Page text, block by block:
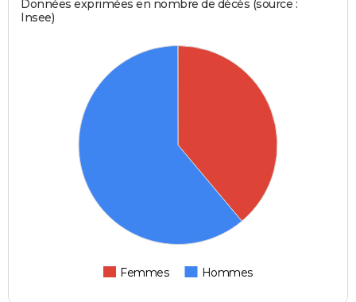
Données exprimées en nombre de décès (source :
Insee)
Femmes Hommes